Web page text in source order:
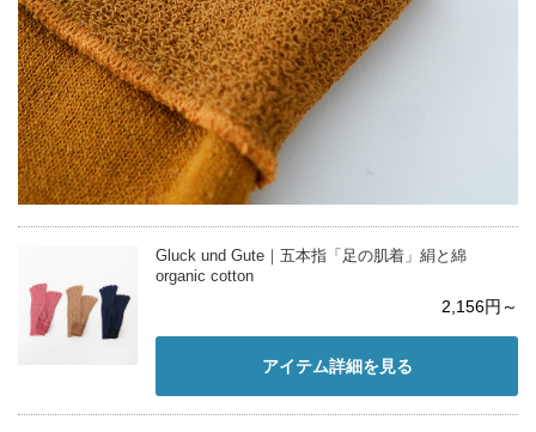
Gluck und Gute｜五本指「足の肌着」絹と綿
organic cotton
2,156円～
アイテム詳細を見る